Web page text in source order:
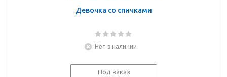
Девочка со спичками
Нет в наличии
Под заказ